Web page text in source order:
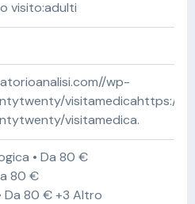
visito:adulti
wp-
visitamedicahttps://
visitamedica.
• Da 80 €
80 €
Da 80 € +3 Altro